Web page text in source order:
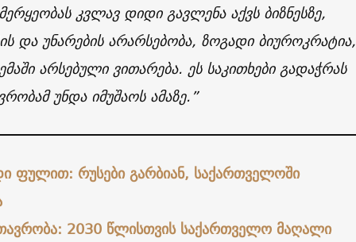
კვლავ დიდი გავლენა აქვს ბიზნესზე,
და უნარების არარსებობა, ზოგადი ბიუროკრატია,
არსებული ვითარება. ეს საკითხები გადაჭრას
უნდა იმუშაოს ამაზე.”
ფულით: რუსები გარბიან, საქართველოში
2030 წლისთვის საქართველო მაღალი